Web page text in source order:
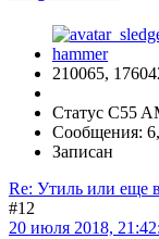
210065,
Статус C55
Сообщения:
Записан
Re: Утиль или еще
#12
20 июля 2018,